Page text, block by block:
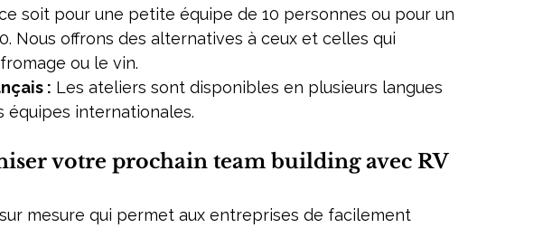
soit pour une petite équipe de 10 personnes ou pour un
Nous offrons des alternatives à ceux et celles qui
ou le vin.
: Les ateliers sont disponibles en plusieurs langues
équipes internationales.
votre prochain team building avec RV
mesure qui permet aux entreprises de facilement